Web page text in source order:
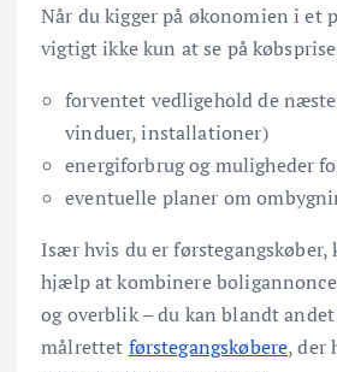
Når du kigger på økonomien i et
vigtigt ikke kun at se på
forventet vedligehold de
vinduer, installationer)
energiforbrug og muligheder
eventuelle planer om
Især hvis du er førstegangskøber,
hjælp at kombinere
og overblik – du kan blandt
målrettet førstegangskøbere, der